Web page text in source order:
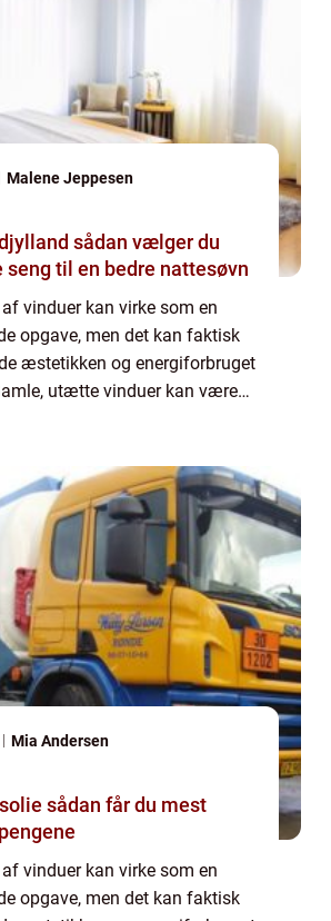
Malene Jeppesen
vælger du
seng til en bedre nattesøvn
vinduer kan virke som en
opgave, men det kan faktisk
æstetikken og energiforbruget
utætte vinduer kan være
Mia Andersen
du mest
vinduer kan virke som en
opgave, men det kan faktisk